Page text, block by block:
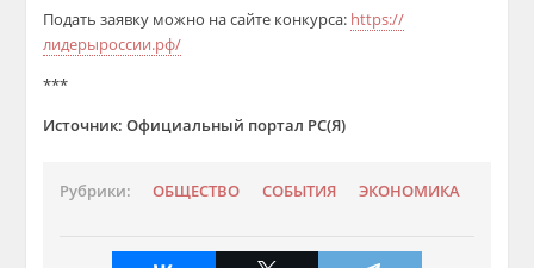
Подать заявку можно на сайте конкурса: https://
лидерыроссии.рф/
***
Источник: Официальный портал РС(Я)
Рубрики: ОБЩЕСТВО СОБЫТИЯ ЭКОНОМИКА